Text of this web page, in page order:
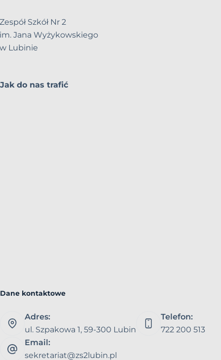
Zespół Szkół Nr 2
im. Jana Wyżykowskiego
w Lubinie
Jak do nas trafić
Dane kontaktowe
Adres:
ul. Szpakowa 1, 59-300 Lubin
Telefon:
722 200 513
Email:
sekretariat@zs2lubin.pl